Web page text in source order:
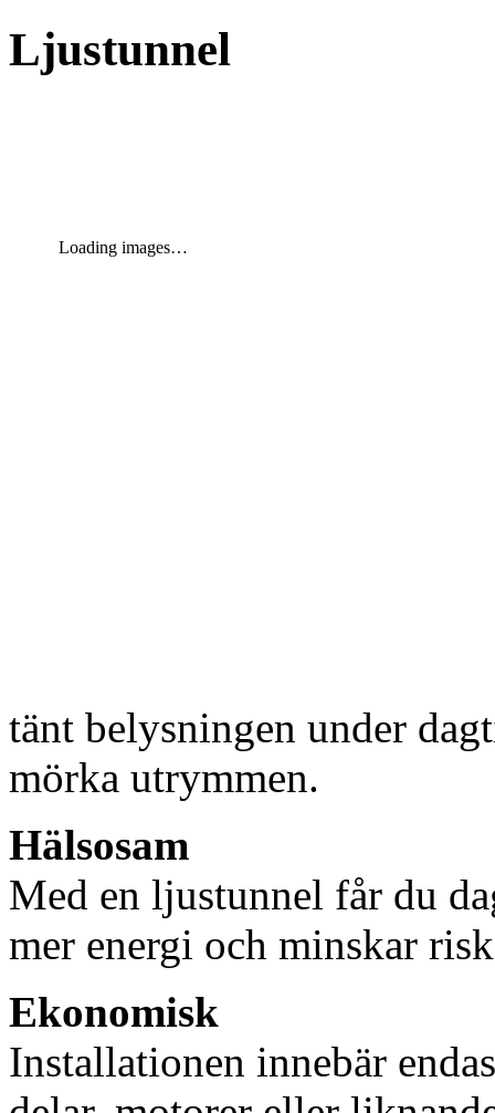
Ljustunnel
Loading images…
tänt belysningen under
mörka utrymmen.
Hälsosam
Med en ljustunnel får du
mer energi och minskar
Ekonomisk
Installationen innebär